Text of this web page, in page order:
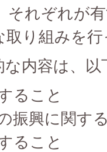
それぞれが
取り組みを
な内容は、
ること
振興に関す
ること